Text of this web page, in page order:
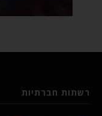
רשתות חברתיות